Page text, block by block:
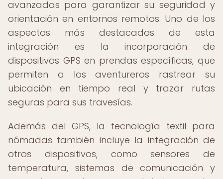
avanzadas para garantizar su seguridad y
orientación en entornos remotos. Uno de los
aspectos más destacados de esta
integración es la incorporación de
dispositivos GPS en prendas específicas, que
permiten a los aventureros rastrear su
ubicación en tiempo real y trazar rutas
seguras para sus travesías.
Además del GPS, la tecnología textil para
nómadas también incluye la integración de
otros dispositivos, como sensores de
temperatura, sistemas de comunicación y